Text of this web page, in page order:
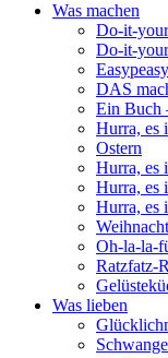
Was machen
Do-it-
Do-it-
DAS
Ein Buch
Hurra, es
Ostern
Hurra, es
Hurra, es
Hurra, es
Oh-la-la-
Ratzfatz-
Was lieben